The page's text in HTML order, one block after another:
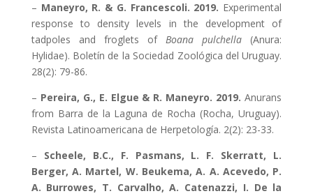
– Maneyro, R. & G. Francescoli. 2019. Experimental
response to density levels in the development of
tadpoles and froglets ofBoana pulchella (Anura:
Hylidae). Boletín de la Sociedad Zoológica del Uruguay.
28(2): 79-86.
– Pereira, G., E. Elgue & R. Maneyro. 2019. Anurans
from Barra de la Laguna de Rocha (Rocha, Uruguay).
Revista Latinoamericana de Herpetología. 2(2): 23-33.
– Scheele, B.C., F. Pasmans, L. F. Skerratt, L.
Berger, A. Martel, W. Beukema, A. A. Acevedo, P.
A. Burrowes, T. Carvalho, A. Catenazzi, I. De la